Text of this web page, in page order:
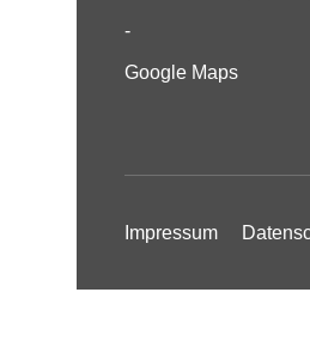
-
Google Maps
Impressum